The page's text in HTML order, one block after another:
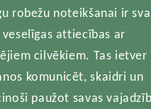
robežu noteikšanai ir
attiecības ar
cilvēkiem. Tas ietver
komunicēt, skaidri un
paužot savas